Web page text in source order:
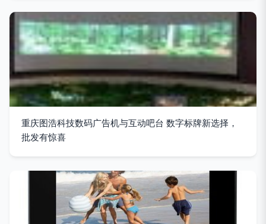
重庆图浩科技数码广告机与互动吧台 数字标牌新选择，
批发有惊喜